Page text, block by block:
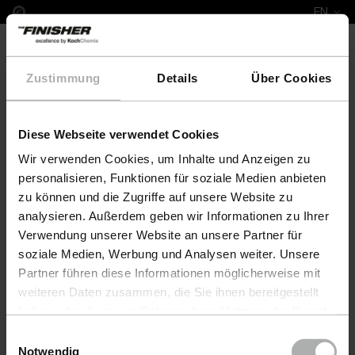
Zustimmung Details Über Cookies
Diese Webseite verwendet Cookies
Wir verwenden Cookies, um Inhalte und Anzeigen zu
personalisieren, Funktionen für soziale Medien anbieten
zu können und die Zugriffe auf unsere Website zu
analysieren. Außerdem geben wir Informationen zu Ihrer
Verwendung unserer Website an unsere Partner für
soziale Medien, Werbung und Analysen weiter. Unsere
Partner führen diese Informationen möglicherweise mit
weiteren Daten zusammen, die Sie ihnen bereitgestellt
Einstellungen zu den Cookies finden Sie unter
Notwendig
EN
COLOURLOCK Leather Fresh 100 ml Audi